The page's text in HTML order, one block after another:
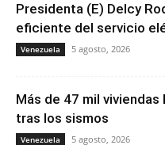
Presidenta (E) Delcy
eficiente del servicio
Venezuela 5 agosto, 2026
Más de 47 mil
tras los sismos
Venezuela 5 agosto, 2026